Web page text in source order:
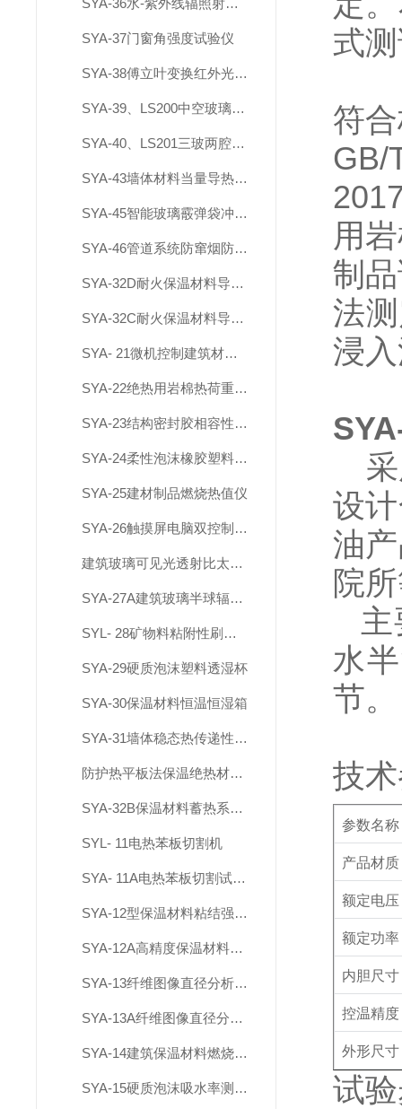
SYA-36水-紫外线辐照射试验箱
SYA-37门窗角强度试验仪
SYA-38傅立叶变换红外光谱仪
SYA-39、LS200中空玻璃厚度仪
SYA-40、LS201三玻两腔夹胶中空玻璃厚度仪
SYA-43墙体材料当量导热系数检测装置
SYA-45智能玻璃霰弹袋冲击测试设备
SYA-46管道系统防窜烟防倒灌测试仪
SYA-32D耐火保温材料导热系数测定仪
SYA-32C耐火保温材料导热系数测定仪
SYA- 21微机控制建筑材料不燃性试验炉
SYA-22绝热用岩棉热荷重测试仪
SYA-23结构密封胶相容性试验箱
SYA-24柔性泡沫橡胶塑料真空吸水率测定仪
SYA-25建材制品燃烧热值仪
SYA-26触摸屏电脑双控制建材烟密度测试仪
建筑玻璃可见光透射比太阳得热系数测试系统
SYA-27A建筑玻璃半球辐射率试验系统
SYL- 28矿物料粘附性刷洗机
SYA-29硬质泡沫塑料透湿杯
SYA-30保温材料恒温恒湿箱
SYA-31墙体稳态热传递性质测定仪
防护热平板法保温绝热材料导热系数测试仪
SYA-32B保温材料蓄热系数测试仪
SYL- 11电热苯板切割机
SYA- 11A电热苯板切割试验机
SYA-12型保温材料粘结强度检测仪
SYA-12A高精度保温材料粘结强度检测仪
SYA-13纤维图像直径分析测定仪
SYA-13A纤维图像直径分析测定仪（0.01μm）
SYA-14建筑保温材料燃烧性能检测装置
SYA-15硬质泡沫吸水率测定仪
式
符
GB/
用
制
法
浸
设
油
院
水
节。
技
参数名称
产品材质
额定电压
额定功率
内胆尺寸
控温精度
外形尺寸
试